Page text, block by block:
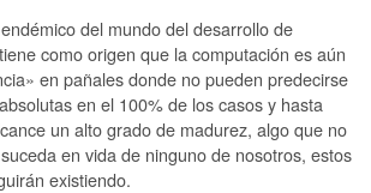
del mundo del desarrollo de
como origen que la computación es aún
en pañales donde no pueden predecirse
en el 100% de los casos y hasta
un alto grado de madurez, algo que no
en vida de ninguno de nosotros, estos
existiendo.